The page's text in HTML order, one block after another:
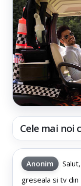
Cele mai noi
Anonim
greseala si tv din